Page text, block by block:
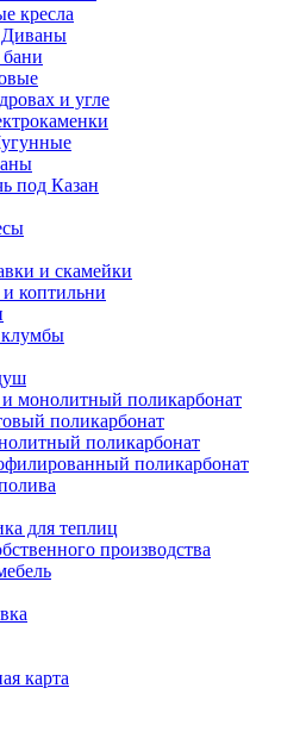
кресла
Диваны
и угле
под Казан
и скамейки
коптильни
монолитный поликарбонат
поликарбонат
поликарбонат
поликарбонат
для теплиц
производства
карта